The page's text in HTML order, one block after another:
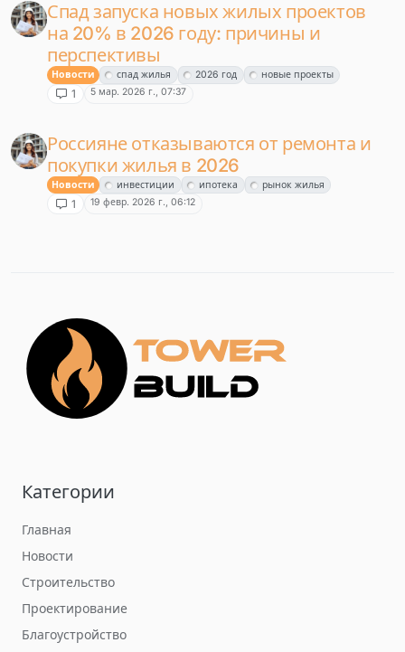
Спад запуска новых жилых проектов
на 20% в 2026 году: причины и
перспективы
Новости спад жилья 2026 год новые проекты
1 5 мар. 2026 г., 07:37
Россияне отказываются от ремонта и
покупки жилья в 2026
Новости инвестиции ипотека рынок жилья
1 19 февр. 2026 г., 06:12
Категории
Главная
Новости
Строительство
Проектирование
Благоустройство